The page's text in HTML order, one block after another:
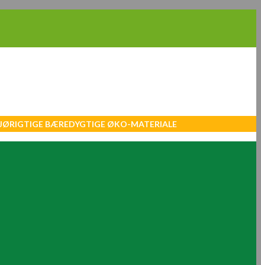
BÆREDYGTIGE ØKO-MATERIALE